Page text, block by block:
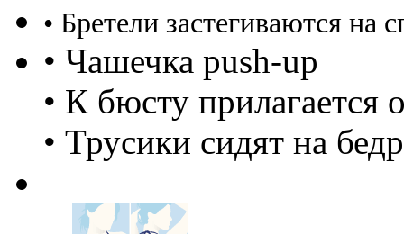
• Бретели застегиваются на
• Чашечка push-up
• К бюсту прилагается
• Трусики сидят на